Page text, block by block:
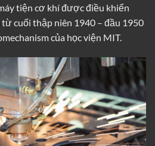
tiện cơ khí được điều khiển
cuối thập niên 1940 – đầu 1950
của học viện MIT.